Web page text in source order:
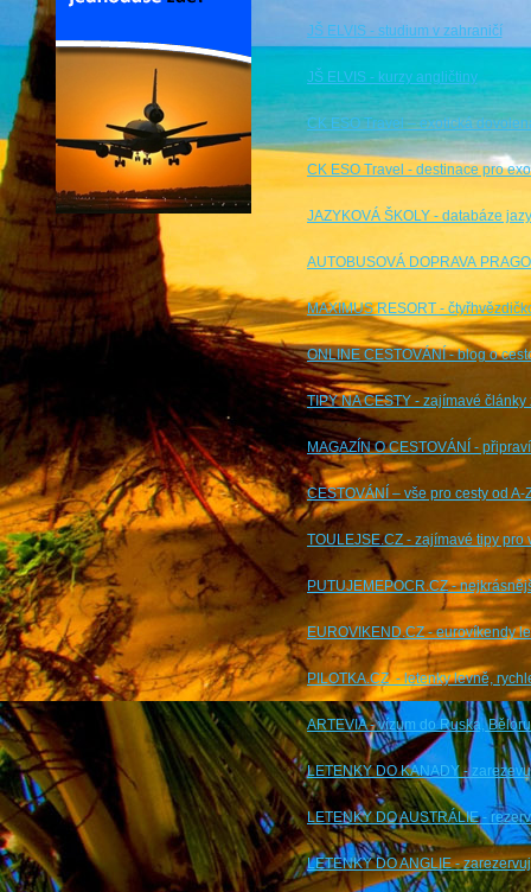
JŠ ELVIS - studium v zahraničí
JŠ ELVIS - kurzy angličtiny
CK ESO Travel – exotická
CK ESO Travel - destinace pro
JAZYKOVÁ ŠKOLY - databáze
AUTOBUSOVÁ DOPRAVA
MAXIMUS RESORT -
ONLINE CESTOVÁNÍ - blog o
TIPY NA CESTY - zajímavé
MAGAZÍN O CESTOVÁNÍ -
CESTOVÁNÍ – vše pro cesty od A-
TOULEJSE.CZ - zajímavé tipy pro
PUTUJEMEPOCR.CZ -
EUROVIKEND.CZ - eurovíkendy
PILOTKA.CZ - letenky levně,
ARTEVIA - vízum do Ruska,
LETENKY DO KANADY -
LETENKY DO AUSTRÁLIE -
LETENKY DO ANGLIE -